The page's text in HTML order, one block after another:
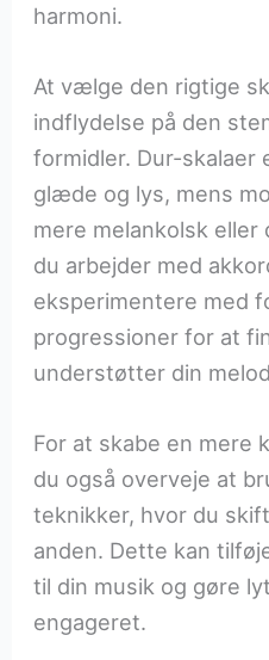
harmoni.
At vælge den rigtige
indflydelse på den
formidler. Dur-
glæde og lys, mens
mere melankolsk eller
du arbejder med
eksperimentere med
progressioner for at
understøtter din
For at skabe en mere
du også overveje at
teknikker, hvor du
anden. Dette kan
til din musik og gøre
engageret.